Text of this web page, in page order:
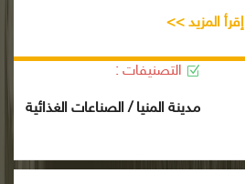
إقرأ المزيد >>
التصنيفات :
مدينة المنيا / الصناعات الغذائية